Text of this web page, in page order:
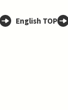
English TOP